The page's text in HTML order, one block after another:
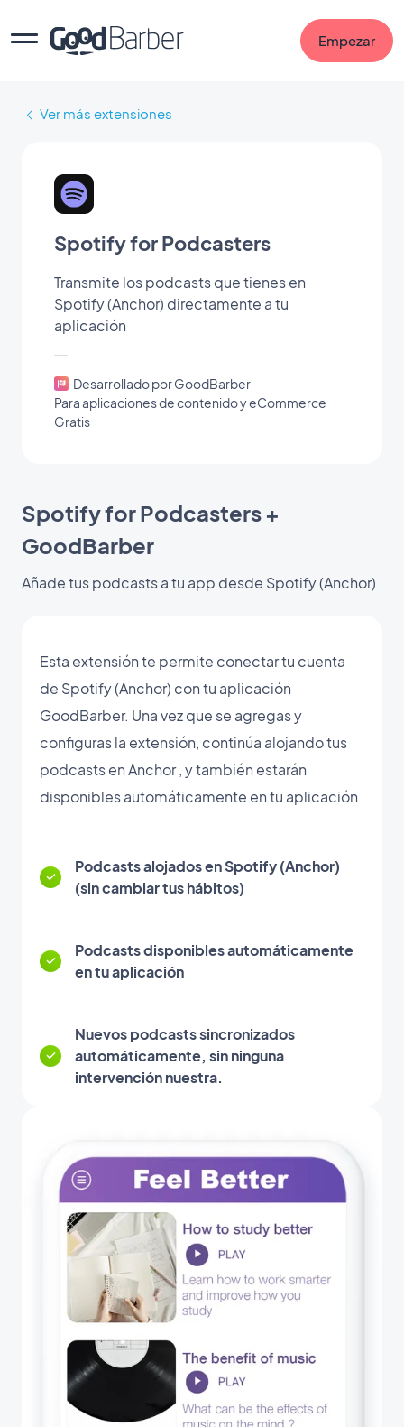
Empezar
Ver más extensiones
Spotify for Podcasters
Transmite los podcasts que tienes en
Spotify (Anchor) directamente a tu
aplicación
Desarrollado por GoodBarber
Para aplicaciones de contenido y eCommerce
Gratis
Spotify for Podcasters +
GoodBarber
Añade tus podcasts a tu app desde Spotify (Anchor)
Esta extensión te permite conectar tu cuenta
de Spotify (Anchor) con tu aplicación
GoodBarber. Una vez que se agregas y
configuras la extensión, continúa alojando tus
podcasts en Anchor , y también estarán
disponibles automáticamente en tu aplicación
Podcasts alojados en Spotify (Anchor)
(sin cambiar tus hábitos)
Podcasts disponibles automáticamente
en tu aplicación
Nuevos podcasts sincronizados
automáticamente, sin ninguna
intervención nuestra.